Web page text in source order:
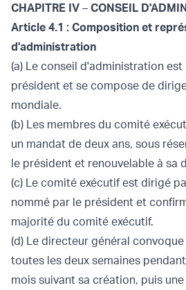
CHAPITRE IV – CONSEIL
Article 4.1 : Composition et
d'administration
(a) Le conseil d'administration
président et se compose de
mondiale.
(b) Les membres du comité
un mandat de deux ans, sous
le président et renouvelable à sa
(c) Le comité exécutif est dirigé
nommé par le président et
majorité du comité exécutif.
(d) Le directeur général
toutes les deux semaines
mois suivant sa création, puis